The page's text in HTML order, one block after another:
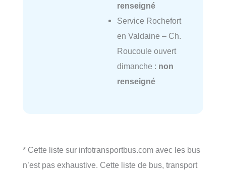
renseigné
Service Rochefort
en Valdaine – Ch.
Roucoule ouvert
dimanche : non
renseigné
* Cette liste sur infotransportbus.com avec les bus
n’est pas exhaustive. Cette liste de bus, transport